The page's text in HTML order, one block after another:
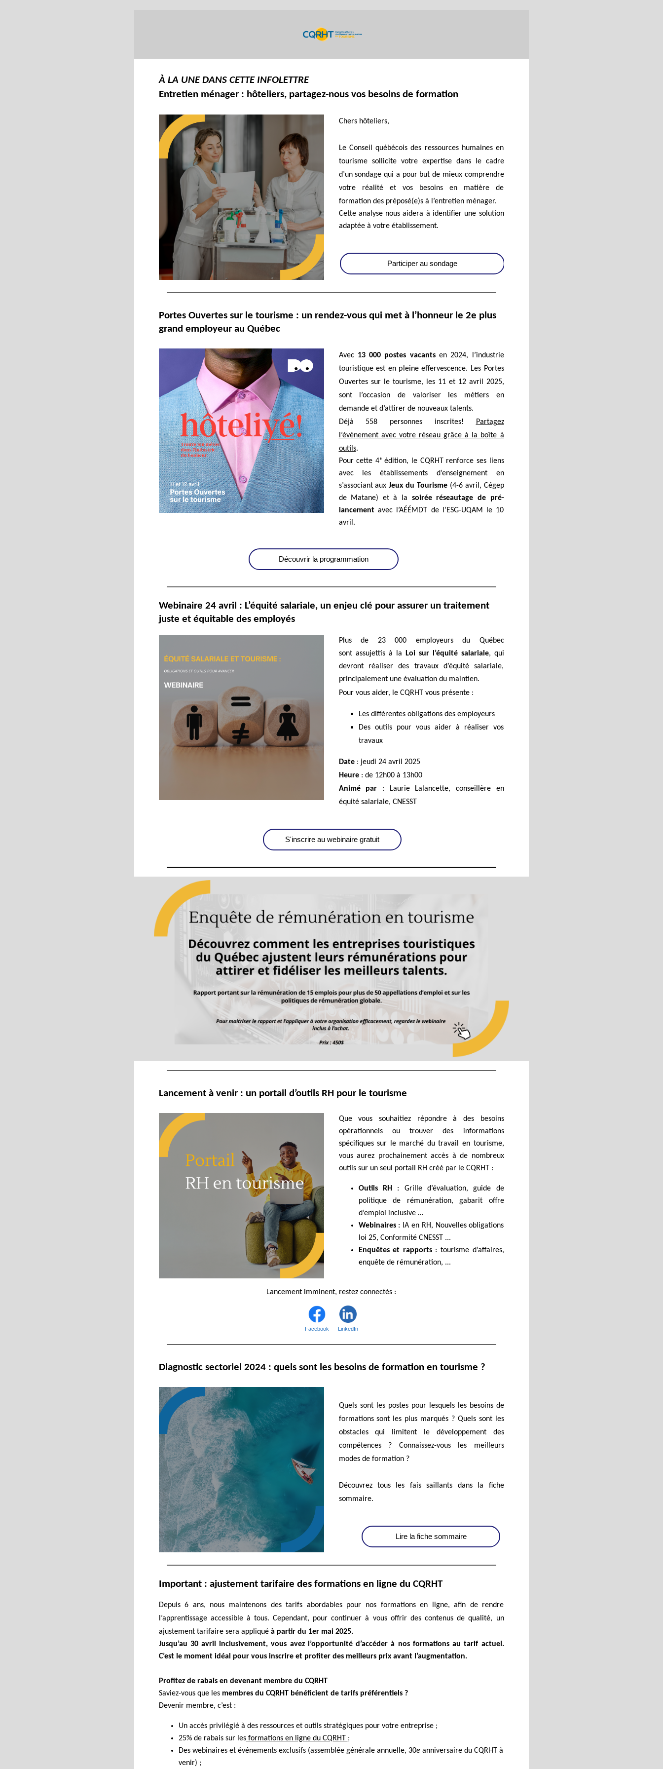
À LA UNE DANS CETTE INFOLETTRE
Entretien ménager : hôteliers, partagez-nous vos besoins de formation
Chers hôteliers,
Le Conseil québécois des ressources humaines en
tourisme sollicite votre expertise dans le cadre
d’un sondage qui a pour but de mieux comprendre
votre réalité et vos besoins en matière de
formation des préposé(e)s à l’entretien ménager.
Cette analyse nous aidera à identifier une solution
adaptée à votre établissement.
Participer au sondage
Portes Ouvertes sur le tourisme : un rendez-vous qui met à l’honneur le 2e plus
grand employeur au Québec
Avec13 000 postes vacants en 2024, l’industrie
touristique est en pleine effervescence. Les Portes
Ouvertes sur le tourisme, les 11 et 12 avril 2025,
sont l’occasion de valoriser les métiers en
demande et d’attirer de nouveaux talents.
Déjà 558 personnes inscrites!
Partagez
l’événement avec votre réseau grâce à la boîte à
outils.
Pour cette 4ᵉ édition, le CQRHT renforce ses liens
avec les établissements d’enseignement en
s’associant auxJeux du Tourisme(4-6 avril, Cégep
de Matane) et à la soirée réseautage de pré-
lancementavec l’AÉÉMDT de l’ESG-UQAM le 10
avril.
Découvrir la programmation
Webinaire 24 avril : L’équité salariale, un enjeu clé pour assurer un traitement
juste et équitable des employés
Plus de 23 000
employeurs du Québec
sont assujettis à la Loi sur l’équité salariale, qui
devront réaliser des travaux d’équité salariale,
principalement une évaluation du maintien.
Pour vous aider, le CQRHT vous présente :
Les différentes obligations des employeurs
Des outils pour vous aider à réaliser vos
travaux
Date: jeudi 24 avril 2025
Heure: de 12h00 à 13h00
Animé par : Laurie Lalancette, conseillère en
équité salariale, CNESST
S'inscrire au webinaire gratuit
Lancement à venir : un portail d’outils RH pour le tourisme
Que vous souhaitiez répondre à des besoins
opérationnels ou trouver des informations
spécifiques sur le marché du travail en tourisme,
vous aurez prochainement accès à de nombreux
outils sur un seul portail RH créé par le CQRHT :
Outils RH
: Grille d’évaluation, guide de
politique de rémunération, gabarit offre
d’emploi inclusive …
Webinaires: IA en RH, Nouvelles obligations
loi 25, Conformité CNESST ...
Enquêtes et rapports: tourisme d’affaires,
enquête de rémunération, ...
Lancement imminent, restez connectés :
Facebook LinkedIn
Diagnostic sectoriel 2024 : quels sont les besoins de formation en tourisme ?
Quels sont les postes pour lesquels les besoins de
formations sont les plus marqués ? Quels sont les
obstacles qui limitent le développement des
compétences ? Connaissez-vous les meilleurs
modes de formation ?
Découvrez tous les fais saillants dans la fiche
sommaire.
Lire la fiche sommaire
Important : ajustement tarifaire des formations en ligne du CQRHT
Depuis 6 ans, nous maintenons des tarifs abordables pour nos formations en ligne, afin de rendre
l’apprentissage accessible à tous. Cependant, pour continuer à vous offrir des contenus de qualité, un
ajustement tarifaire sera appliqué à partir du 1er mai 2025.
Jusqu’au 30 avril
inclusivement, vous avez l’opportunité d’accéder à nos formations au tarif actuel.
C’est le moment idéal pour vous inscrire et profiter des meilleurs prix avant l’augmentation.
Profitez de rabais en devenant membre du CQRHT
Saviez-vous que les membres du CQRHT bénéficient de tarifs préférentiels ?
Devenir membre, c’est :
Un accès privilégié à des ressources et outils stratégiques pour votre entreprise ;
25% de rabais sur lesformations en ligne du CQRHT ;
Des webinaires et événements exclusifs (assemblée générale annuelle, 30eanniversaire du CQRHT à
venir) ;